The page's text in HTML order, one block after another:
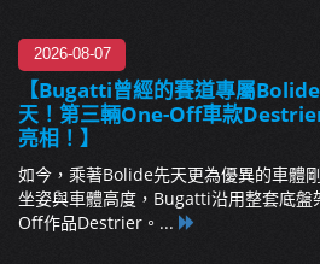
2026-08-07
【Bugatti曾經的賽道專屬
天！第三輛One-Off車款
亮相！】
如今，乘著Bolide先天更為優異的車體
坐姿與車體高度，Bugatti沿用整套底盤
Off作品Destrier。...